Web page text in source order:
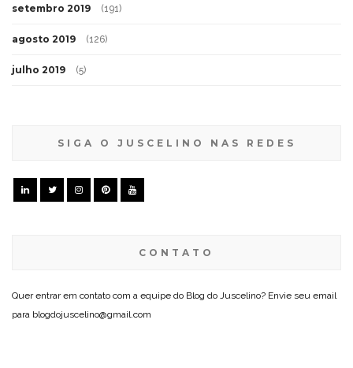
setembro 2019 (191)
agosto 2019 (126)
julho 2019 (5)
SIGA O JUSCELINO NAS REDES
CONTATO
Quer entrar em contato com a equipe do Blog do Juscelino? Envie seu email
para blogdojuscelino@gmail.com